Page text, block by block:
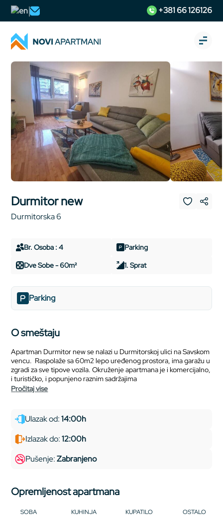
+381 66 126126
Durmitor new
Durmitorska 6
Br. Osoba : 4
Parking
Dve Sobe - 60m²
1. Sprat
Parking
O smeštaju
Apartman Durmitor new se nalazi u Durmitorskoj ulici na Savskom
vencu. Raspolaže sa 60m2 lepo uređenog prostora, ima garažu u
zgradi za sve tipove vozila. Okruženje apartmana je i komercijalno,
i turističko, i popunjeno raznim sadržajima
pročitaj vise
Ulazak od:14:00h
Izlazak do:12:00h
Pušenje:Zabranjeno
Opremljenost apartmana
SOBA KUHINJA KUPATILO OSTALO